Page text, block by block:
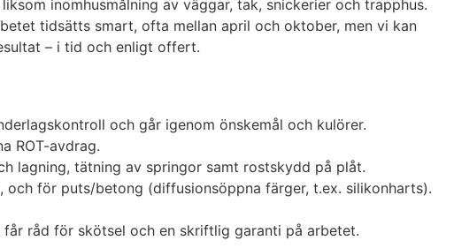
inomhusmålning av väggar, tak, snickerier och trapphus.
tidsätts smart, ofta mellan april och oktober, men vi kan
– i tid och enligt offert.
och går igenom önskemål och kulörer.
ROT-avdrag.
lagning, tätning av springor samt rostskydd på plåt.
för puts/betong (diffusionsöppna färger, t.ex. silikonharts).
råd för skötsel och en skriftlig garanti på arbetet.